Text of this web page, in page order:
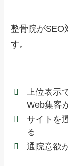
整骨院がSEO
す。
上位表示
Web集客
サイトを
る
通院意欲